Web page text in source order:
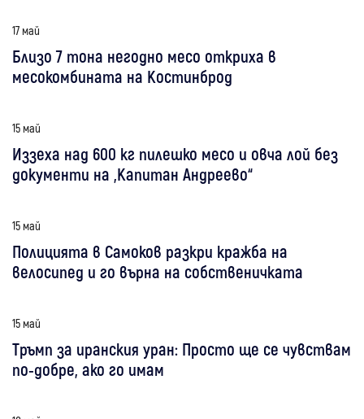
17 май
Близо 7 тона негодно месо откриха в
месокомбината на Костинброд
15 май
Иззеха над 600 кг пилешко месо и овча лой без
документи на „Капитан Андреево“
15 май
Полицията в Самоков разкри кражба на
велосипед и го върна на собственичката
15 май
Тръмп за иранския уран: Просто ще се чувствам
по-добре, ако го имам